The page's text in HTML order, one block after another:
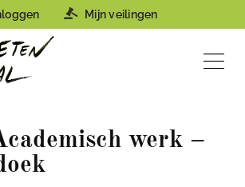
Mijn veilingen
werk –